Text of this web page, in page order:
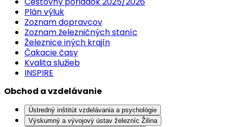
Plán výluk
Zoznam dopravcov
Zoznam železničných staníc
Železnice iných krajín
Čakacie časy
Kvalita služieb
INSPIRE
Obchod a vzdelávanie
Ústredný inštitút vzdelávania a psychológie
Výskumný a vývojový ústav železníc Žilina